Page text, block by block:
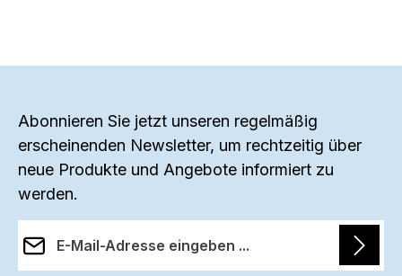
Abonnieren Sie jetzt unseren regelmäßig
erscheinenden Newsletter, um rechtzeitig über
neue Produkte und Angebote informiert zu
werden.